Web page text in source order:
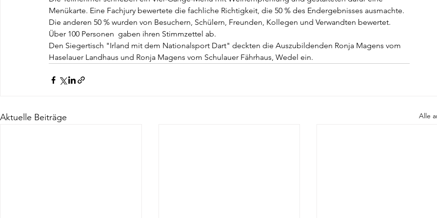
Menükarte. Eine Fachjury bewertete die fachliche Richtigkeit, die 50 % des Endergebnisses ausmachte.
Die anderen 50 % wurden von Besuchern, Schülern, Freunden, Kollegen und Verwandten bewertet.
Über 100 Personen  gaben ihren Stimmzettel ab.
Den Siegertisch "Irland mit dem Nationalsport Dart" deckten die Auszubildenden Ronja Magens vom
Haselauer Landhaus und Ronja Magens vom Schulauer Fährhaus, Wedel ein.
Aktuelle Beiträge Alle